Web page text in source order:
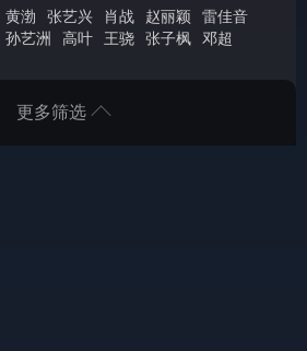
黄渤 张艺兴 肖战 赵丽颖
雷佳音
孙艺洲 高叶 王骁 张子枫
邓超
更多筛选